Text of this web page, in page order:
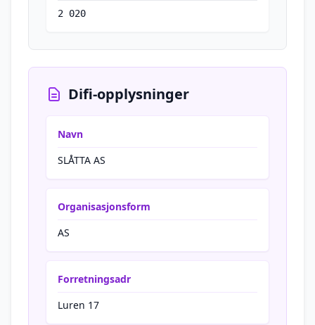
2 020
Difi-opplysninger
Navn
SLÅTTA AS
Organisasjonsform
AS
Forretningsadr
Luren 17